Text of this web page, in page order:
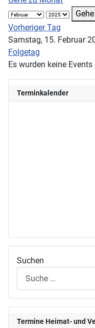
Terminkalender
Suchen
Termine Heimat- und
Vorheriger Tag
Samstag, 15. Februar
Folgetag
Es wurden keine